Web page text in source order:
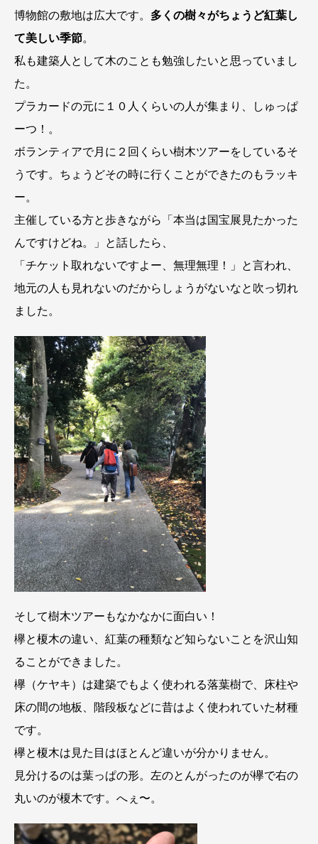
博物館の敷地は広大です。 多くの樹々がちょうど紅葉し
て美しい季節。
私も建築人として木のことも勉強したいと思っていまし
た。
プラカードの元に１０人くらいの人が集まり、しゅっぱ
ーつ！。
ボランティアで月に２回くらい樹木ツアーをしているそ
うです。ちょうどその時に行くことができたのもラッキ
ー。
主催している方と歩きながら「本当は国宝展見たかった
んですけどね。」と話したら、
「チケット取れないですよー、無理無理！」と言われ、
地元の人も見れないのだからしょうがないなと吹っ切れ
ました。
そして樹木ツアーもなかなかに面白い！
欅と榎木の違い、紅葉の種類など知らないことを沢山知
ることができました。
欅（ケヤキ）は建築でもよく使われる落葉樹で、床柱や
床の間の地板、階段板などに昔はよく使われていた材種
です。
欅と榎木は見た目はほとんど違いが分かりません。
見分けるのは葉っぱの形。左のとんがったのが欅で右の
丸いのが榎木です。へぇ〜。